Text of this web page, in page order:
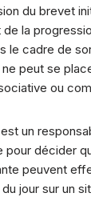
du brevet
la
le cadre de
peut se
ou
un
pour décider
peuvent
jour sur un